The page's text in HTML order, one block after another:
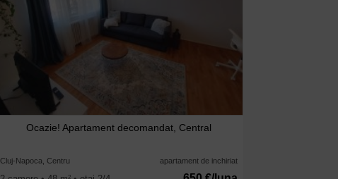
Ocazie! Apartament decomandat, Central
Cluj-Napoca, Centru apartament de inchiriat
2